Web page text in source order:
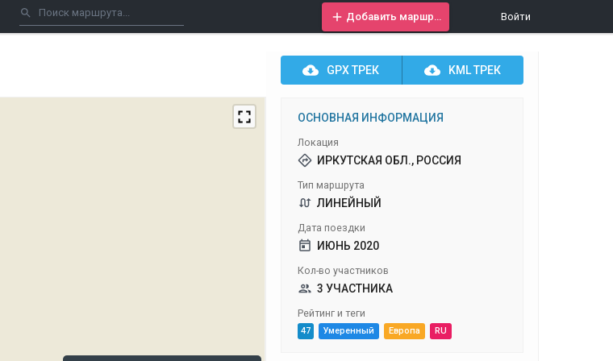
Войти
GPXТРЕК KMLТРЕК
ОСНОВНАЯ ИНФОРМАЦИЯ
Локация
ИРКУТСКАЯ ОБЛ., РОССИЯ
Тип маршрута
ЛИНЕЙНЫЙ
Дата поездки
ИЮНЬ 2020
Кол-во участников
3 УЧАСТНИКА
Рейтинг и теги
47 Умеренный Европа RU